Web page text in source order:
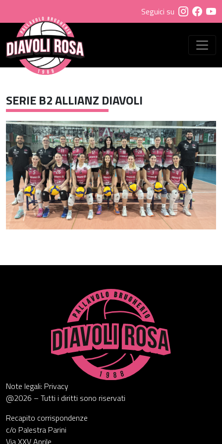
Seguici su
SERIE B2 ALLIANZ DIAVOLI
Note legali: Privacy
@2026 – Tutti i diritti sono riservati
Recapito corrispondenze
c/o Palestra Parini
Via XXV Aprile